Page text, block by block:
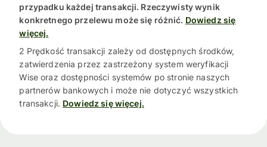
przypadku każdej transakcji. Rzeczywisty wynik
konkretnego przelewu może się różnić. Dowiedz się
więcej.
2 Prędkość transakcji zależy od dostępnych środków,
zatwierdzenia przez zastrzeżony system weryfikacji
Wise oraz dostępności systemów po stronie naszych
partnerów bankowych i może nie dotyczyć wszystkich
transakcji. Dowiedz się więcej.